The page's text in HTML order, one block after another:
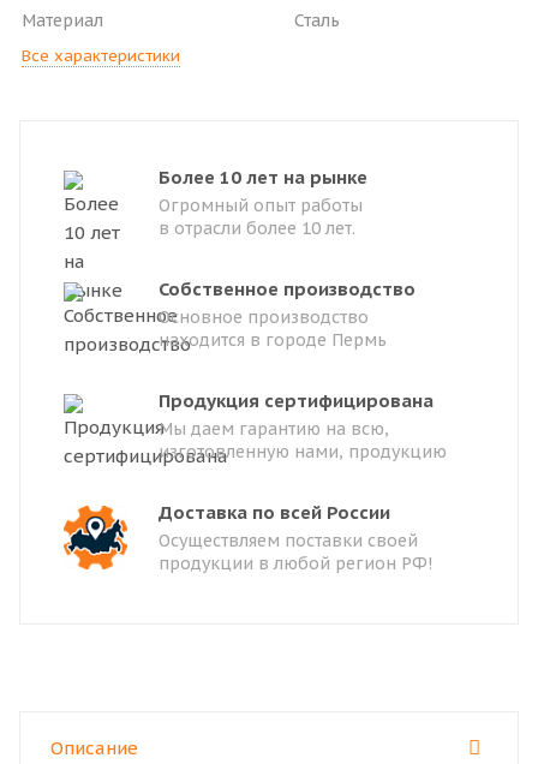
Материал
Сталь
Все характеристики
Более 10 лет на рынке
Огромный опыт работы
в отрасли более 10 лет.
Собственное производство
Основное производство
находится в городе Пермь
Продукция сертифицирована
Мы даем гарантию на всю,
изготовленную нами, продукцию
Доставка по всей России
Осуществляем поставки своей
продукции в любой регион РФ!
Описание